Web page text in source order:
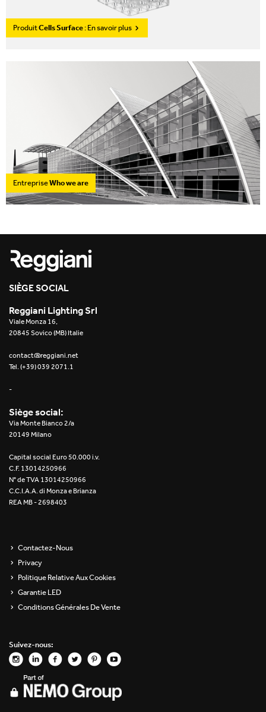
ProduitCells Surface: En savoir plus
EntrepriseWho we are
SIÈGE SOCIAL
Reggiani Lighting Srl
Viale Monza 16,
20845 Sovico (MB) Italie
contact@reggiani.net
Tel. (+39) 039 2071.1
-
Siège social:
Via Monte Bianco 2/a
20149 Milano
Capital social Euro 50.000 i.v.
C.F. 13014250966
N° de TVA 13014250966
C.C.I.A.A. di Monza e Brianza
REA MB - 2698403
Contactez-Nous
Privacy
Politique Relative Aux Cookies
Garantie LED
Conditions Générales De Vente
Suivez-nous: